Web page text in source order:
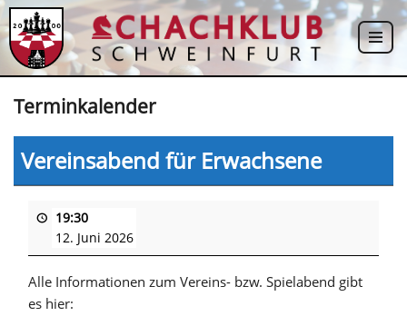
Zum
Inhalt
Terminkalender
Vereinsabend für Erwachsene
19:30
12. Juni 2026
Alle Informationen zum Vereins- bzw. Spielabend gibt
es hier: